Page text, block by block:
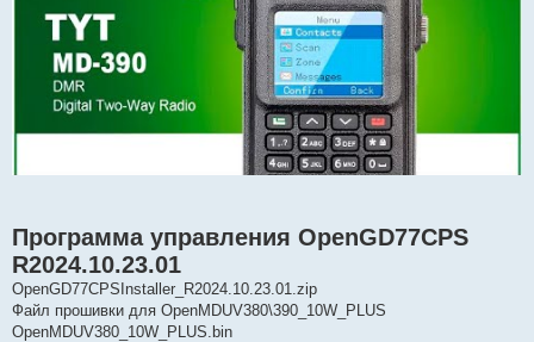
Программа управления OpenGD77CPS
R2024.10.23.01
OpenGD77CPSInstaller_R2024.10.23.01.zip
Файл прошивки для OpenMDUV380\390_10W_PLUS
OpenMDUV380_10W_PLUS.bin